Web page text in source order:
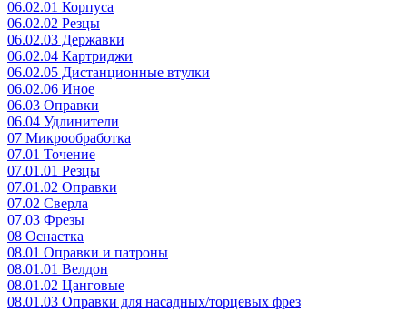
06.02.01 Корпуса
06.02.02 Резцы
06.02.03 Державки
06.02.04 Картриджи
06.02.05 Дистанционные втулки
06.02.06 Иное
06.03 Оправки
06.04 Удлинители
07 Микрообработка
07.01 Точение
07.01.01 Резцы
07.01.02 Оправки
07.02 Сверла
07.03 Фрезы
08 Оснастка
08.01 Оправки и патроны
08.01.01 Велдон
08.01.02 Цанговые
08.01.03 Оправки для насадных/торцевых фрез